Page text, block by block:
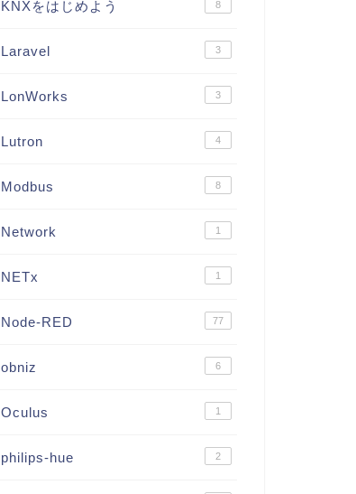
KNXをはじめよう 8
Laravel 3
LonWorks 3
Lutron 4
Modbus 8
Network 1
NETx 1
Node-RED 77
obniz 6
Oculus 1
philips-hue 2